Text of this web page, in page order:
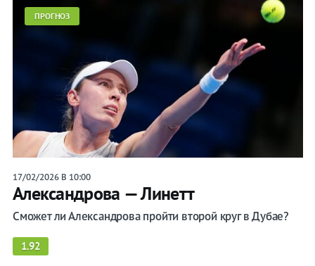
ПРОГНОЗ
17/02/2026 В 10:00
Александрова — Линетт
Сможет ли Александрова пройти второй круг в Дубае?
1.92